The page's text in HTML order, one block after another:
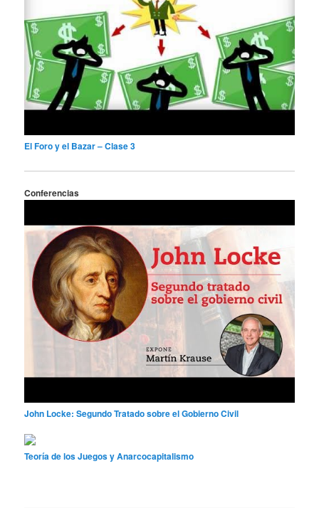
El Foro y el Bazar – Clase 3
Conferencias
John Locke: Segundo Tratado sobre el Gobierno Civil
Teoría de los Juegos y Anarcocapitalismo